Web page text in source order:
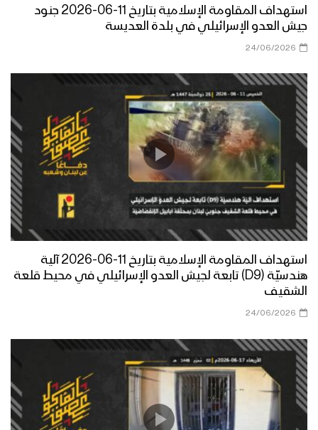
استهداف المقاومة الإسلامية بتاريخ 11-06-2026 جنود
جيش العدو الإسرائيلي في بلدة العديسة
24/06/2026
استهداف المقاومة الإسلامية بتاريخ 11-06-2026 آلية
هندسيّة (D9) تابعة لجيش العدو الإسرائيلي في محيط قلعة
الشقيف
24/06/2026